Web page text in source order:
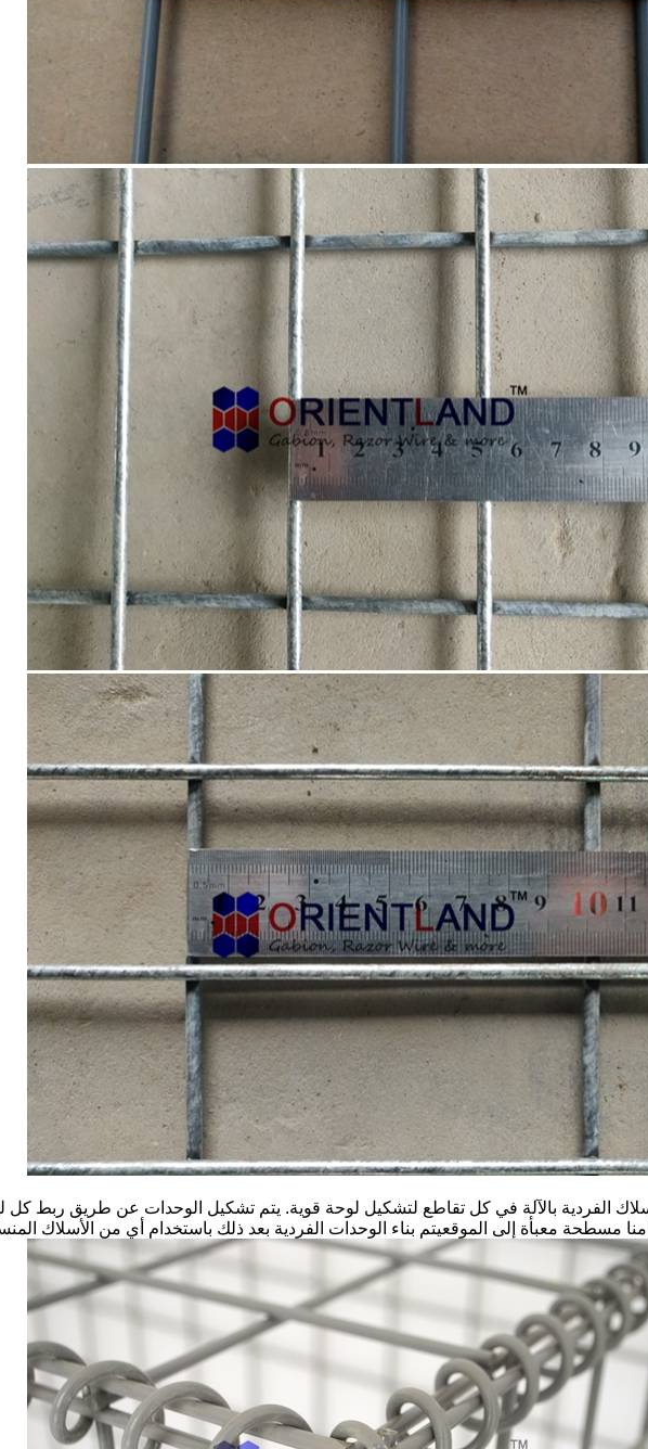
الفردية بالآلة في كل تقاطع لتشكيل لوحة قوية. يتم تشكيل الوحدات عن طريق ربط كل
مسطحة معبأة إلى الموقعيتم بناء الوحدات الفردية بعد ذلك باستخدام أي من الأسلاك